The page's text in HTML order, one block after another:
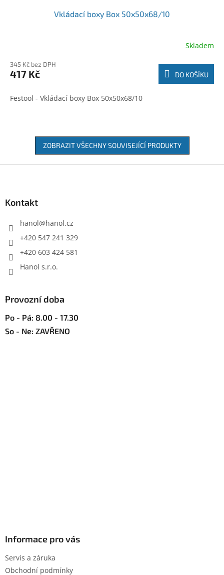
Vkládací boxy Box 50x50x68/10
Skladem
345 Kč bez DPH
417 Kč DO KOŠÍKU
Festool - Vkládací boxy Box 50x50x68/10
ZOBRAZIT VŠECHNY SOUVISEJÍCÍ PRODUKTY
Kontakt
hanol@hanol.cz
+420 547 241 329
+420 603 424 581
Hanol s.r.o.
Provozní doba
Po - Pá: 8.00 - 17.30
So - Ne: ZAVŘENO
Informace pro vás
Servis a záruka
Obchodní podmínky